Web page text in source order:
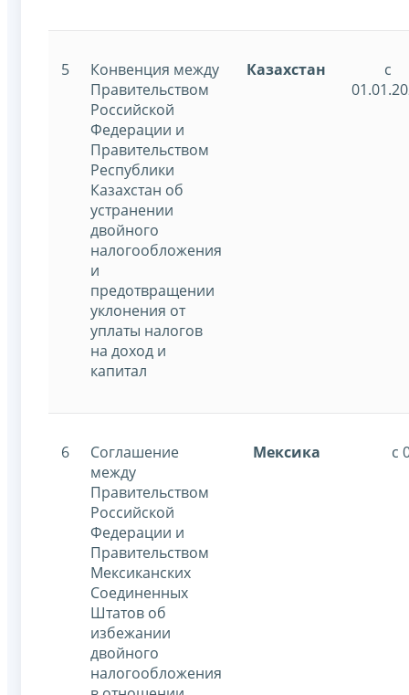
5
Конвенция между
Правительством
Российской
Федерации и
Правительством
Республики
Казахстан об
устранении
двойного
налогообложения
и
предотвращении
уклонения от
уплаты налогов
на доход и
капитал
Казахстан
с
6
Соглашение
между
Правительством
Российской
Федерации и
Правительством
Мексиканских
Соединенных
Штатов об
избежании
двойного
налогообложения
Мексика с